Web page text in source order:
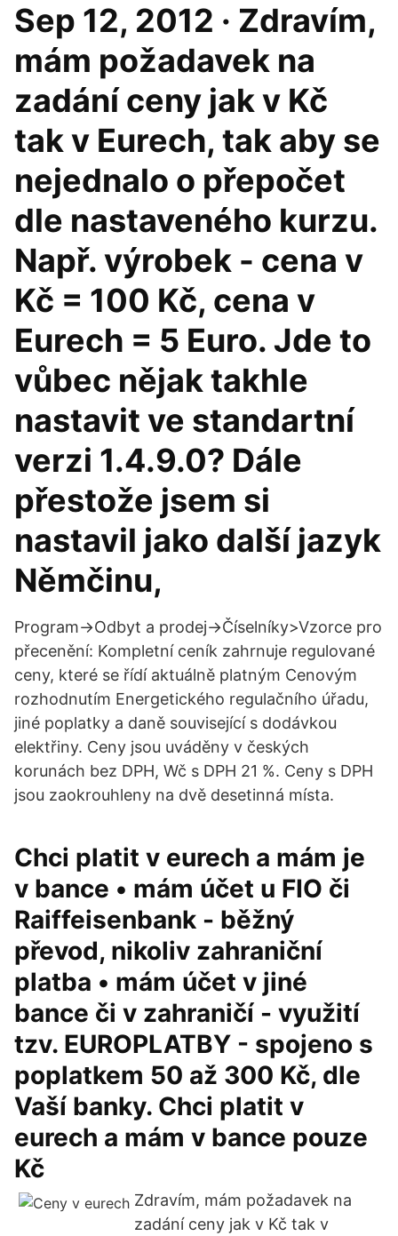
Sep 12, 2012 · Zdravím,
mám požadavek na
zadání ceny jak v Kč
tak v Eurech, tak aby se
nejednalo o přepočet
dle nastaveného kurzu.
Např. výrobek - cena v
Kč = 100 Kč, cena v
Eurech = 5 Euro. Jde to
vůbec nějak takhle
nastavit ve standartní
verzi 1.4.9.0? Dále
přestože jsem si
nastavil jako další jazyk
Němčinu,
Program->Odbyt a prodej->Číselníky>Vzorce pro
přecenění: Kompletní ceník zahrnuje regulované
ceny, které se řídí aktuálně platným Cenovým
rozhodnutím Energetického regulačního úřadu,
jiné poplatky a daně související s dodávkou
elektřiny. Ceny jsou uváděny v českých
korunách bez DPH, Wč s DPH 21 %. Ceny s DPH
jsou zaokrouhleny na dvě desetinná místa.
Chci platit v eurech a mám je
v bance • mám účet u FIO či
Raiffeisenbank - běžný
převod, nikoliv zahraniční
platba • mám účet v jiné
bance či v zahraničí - využití
tzv. EUROPLATBY - spojeno s
poplatkem 50 až 300 Kč, dle
Vaší banky. Chci platit v
eurech a mám v bance pouze
Kč
Zdravím, mám požadavek na
zadání ceny jak v Kč tak v